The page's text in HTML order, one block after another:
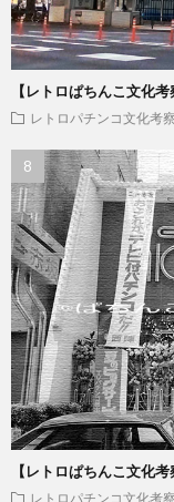
【レトロぱちんこ文化
レトロパチンコ文化考察
【レトロぱちんこ文化
レトロパチンコ文化考察